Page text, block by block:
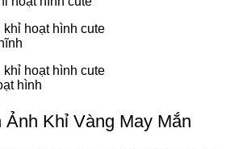
hình
Khỉ Vàng May Mắn